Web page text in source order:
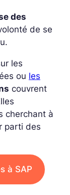
des
de se
les
ou les
couvrent
cherchant à
parti des
à SAP